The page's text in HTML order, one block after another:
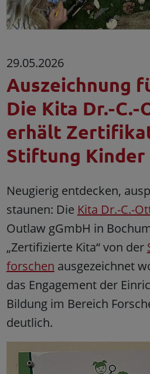
29.05.2026
Auszeichnung
Die Kita Dr.-
erhält
Stiftung Kinder
Neugierig entdecken,
staunen: Die Kita Dr.-C.-
Outlaw gGmbH in
„Zertifizierte Kita“ von der
forschen ausgezeichnet
das Engagement der
Bildung im Bereich
deutlich.